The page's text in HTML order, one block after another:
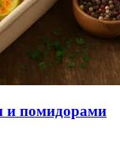
и помидорами